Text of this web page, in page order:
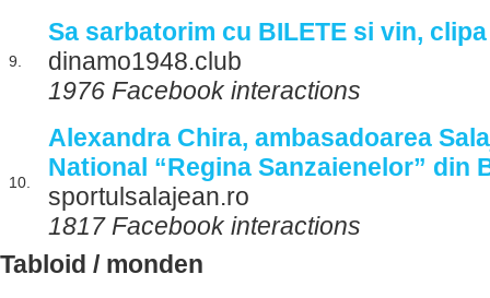
9.
Sa sarbatorim cu BILETE si vin,
dinamo1948.club
1976 Facebook interactions
10.
Alexandra Chira, ambasadoarea
National “Regina Sanzaienelor” din
sportulsalajean.ro
1817 Facebook interactions
Tabloid / monden